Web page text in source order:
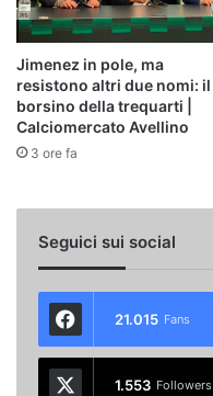
Jimenez in pole, ma
resistono altri due nomi: il
borsino della trequarti |
Calciomercato Avellino
3 ore fa
Seguici sui social
21.015 Fans
1.553 Followers